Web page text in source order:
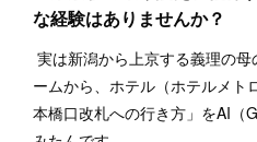
な経験はありませんか？
実は新潟から上京する義理の
ームから、ホテル（ホテルメト
本橋口改札への行き方」をAI（